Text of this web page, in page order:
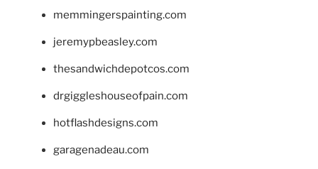
memmingerspainting.com
jeremypbeasley.com
thesandwichdepotcos.com
drgiggleshouseofpain.com
hotflashdesigns.com
garagenadeau.com